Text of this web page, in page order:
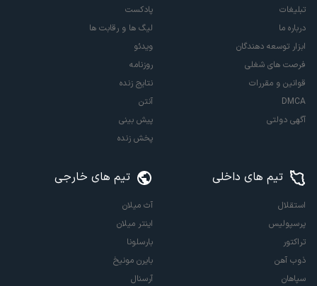
تبلیغات
درباره ما
ابزار توسعه دهندگان
فرصت های شغلی
قوانین و مقررات
DMCA
آگهی دولتی
پادکست
لیگ ها و رقابت ها
ویدئو
روزنامه
نتایج زنده
آنتن
پیش بینی
پخش زنده
تیم های داخلی
استقلال
پرسپولیس
تراکتور
ذوب آهن
سپاهان
تیم های خارجی
آث میلان
اینتر میلان
بارسلونا
بایرن مونیخ
آرسنال